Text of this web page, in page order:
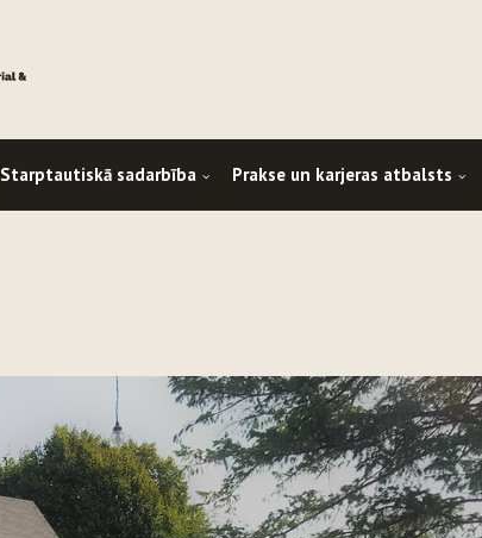
Starptautiskā sadarbība Prakse un karjeras atbalsts